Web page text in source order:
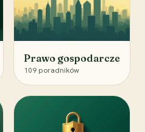
Prawo gospodarcze
109 poradników